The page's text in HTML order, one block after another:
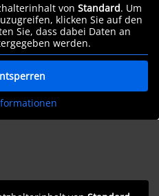
von Standard. Um
klicken Sie auf den
Sie, dass dabei Daten an
werden.